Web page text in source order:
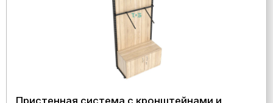
Пристенная система с кронштейнами и